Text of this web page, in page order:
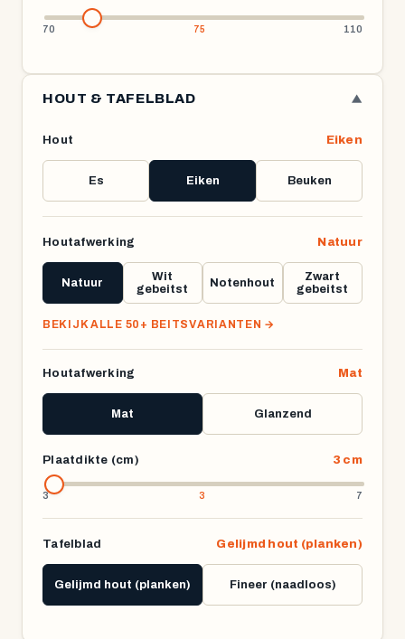
70 110
HOUT & TAFELBLAD ▼
Hout Eiken
Es Eiken Beuken
Houtafwerking Natuur
Natuur
Wit
gebeitst
Notenhout
Zwart
gebeitst
BEKIJK ALLE 50+ BEITSVARIANTEN →
Houtafwerking Mat
Mat Glanzend
Plaatdikte (cm) 3 cm
3 7
Tafelblad Gelijmd hout (planken)
Gelijmd hout (planken) Fineer (naadloos)